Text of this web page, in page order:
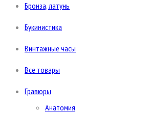
Бронза, латунь
Букинистика
Винтажные часы
Все товары
Гравюры
Анатомия